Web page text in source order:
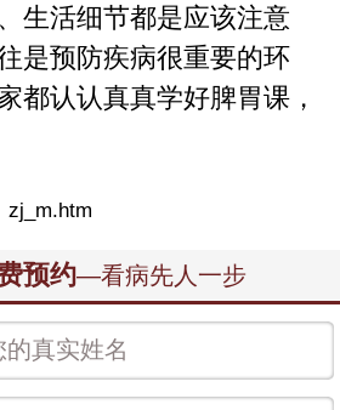
生活细节都是应该注意
是预防疾病很重要的环
都认认真真学好脾胃课，
zj_m.htm
预约—看病先人一步